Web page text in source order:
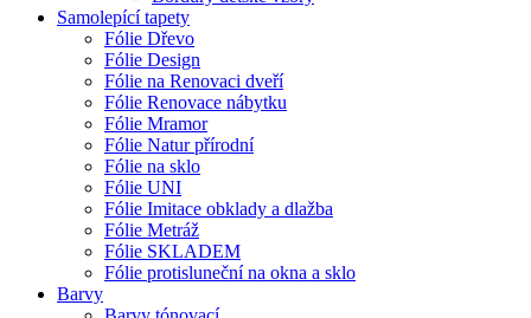
Samolepící tapety
Fólie Dřevo
Fólie Design
Fólie na Renovaci dveří
Fólie Renovace nábytku
Fólie Mramor
Fólie Natur přírodní
Fólie na sklo
Fólie UNI
Fólie Imitace obklady a dlažba
Fólie Metráž
Fólie SKLADEM
Fólie protisluneční na okna a sklo
Barvy